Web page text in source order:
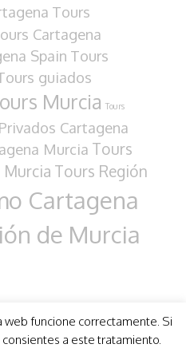
Tours
Cartagena
Spain Tours
guiados
Murcia Tours
Cartagena
Murcia Tours
Murcia Tours Región
Cartagena
de Murcia
web funcione correctamente. Si
a este tratamiento.